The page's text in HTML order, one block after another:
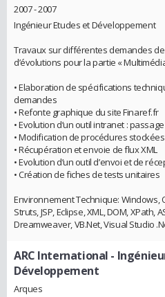
2007 - 2007
Ingénieur Etudes et Développement
Travaux sur différentes demandes
d’évolutions pour la partie «
• Elaboration de spécifications
demandes
• Refonte graphique du site Finaref.fr
• Evolution d’un outil intranet :
• Modification de procédures stockées
• Récupération et envoie de flux XML
• Evolution d’un outil d’envoi et de
• Création de fiches de tests unitaires
Environnement Technique: Windows,
Struts, JSP, Eclipse, XML, DOM, XPath,
Dreamweaver, VB.Net, Visual Studio
ARC International -
Développement
Arques